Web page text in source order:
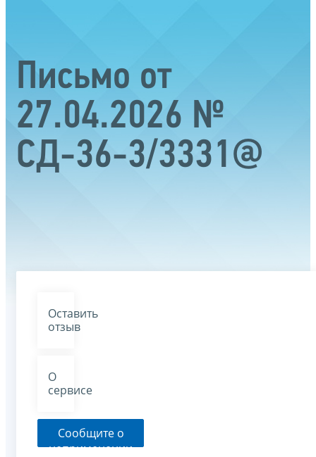
Письмо от
27.04.2026 №
СД-36-3/3331@
Оставить
отзыв
О
сервисе
Сообщите о
неприменении